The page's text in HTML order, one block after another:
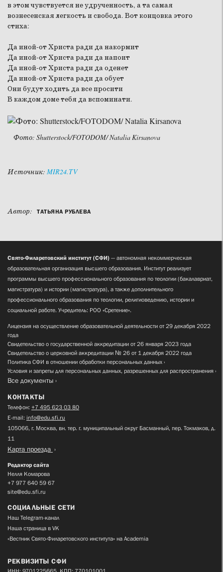
в этом чувствуется не удрученность, а та самая
вознесенская легкость и свобода. Вот концовка этого
стиха:
Да иной-от Христа ради да накормит
Да иной-от Христа ради да напоит
Да иной-от Христа ради да оденет
Да иной-от Христа ради да обует
Они будут ходить да все просити
В каждом доме тебя да вспоминати.
Фото: Shutterstock/FOTODOM/ Natalia Kirsanova
Источник: MIR24.TV
Автор: ТАТЬЯНА РУБЛЕВА
Свято-Филаретовский институт (СФИ) — автономная некоммерческая
образовательная организация высшего образования. Институт реализует
программы высшего профессионального образования по теологии (бакалавриат,
магистратура) и истории (магистратура), а также дополнительного
профессионального образования по теологии, религиоведению, истории и
социальной работе. Учредитель: РОО «Сретение».
Лицензия на осуществление образовательной деятельности от 29 декабря 2022
года
Свидетельство о государственной аккредитации от 26 января 2023 года
Свидетельство о церковной аккредитации № 26 от 1 декабря 2022 года
Политика СФИ в отношении обработки персональных данных
Условия и запреты для персональных данных, разрешенных для распространения
Все документы
КОНТАКТЫ
Телефон: +7 495 623 03 80
E-mail: info@edu.sfi.ru
105066, г. Москва, вн. тер. г. муниципальный округ Басманный, пер. Токмаков, д.
11
Карта проезда
Редактор сайта
Нелля Комарова
+7 977 640 59 67
site@edu.sfi.ru
СОЦИАЛЬНЫЕ СЕТИ
Наш Telegram-канал
Наша страница в VK
«Вестник Свято-Филаретовского института» на Academia
РЕКВИЗИТЫ СФИ